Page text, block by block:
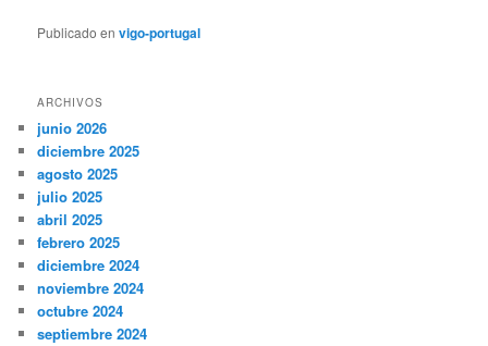
Publicado en vigo-portugal
ARCHIVOS
junio 2026
diciembre 2025
agosto 2025
julio 2025
abril 2025
febrero 2025
diciembre 2024
noviembre 2024
octubre 2024
septiembre 2024